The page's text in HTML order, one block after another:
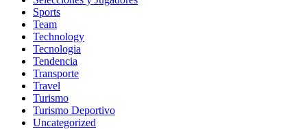
Sports
Team
Technology
Tecnologia
Tendencia
Transporte
Travel
Turismo
Turismo Deportivo
Uncategorized